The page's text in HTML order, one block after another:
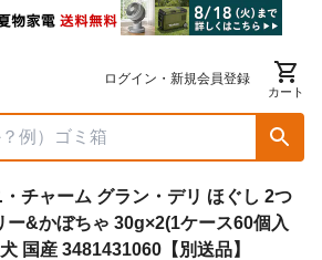
ログイン・新規会員登録
カート
・チャーム グラン・デリ ほぐし 2つ
ー&かぼちゃ 30g×2(1ケース60個入
国産 3481431060【別送品】